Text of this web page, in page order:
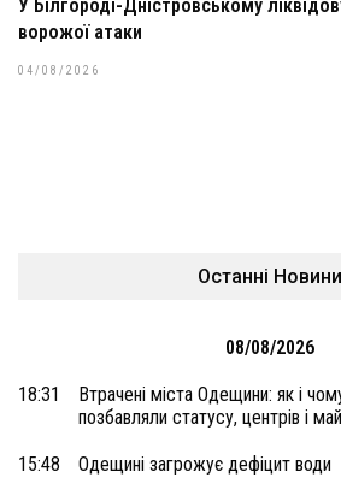
У Білгороді-Дністровському
ворожої атаки
04/08/2026
Останні Новини
08/08/2026
18:31
Втрачені міста Одещини: як і
позбавляли статусу, центрів і
15:48 Одещині загрожує дефіцит води